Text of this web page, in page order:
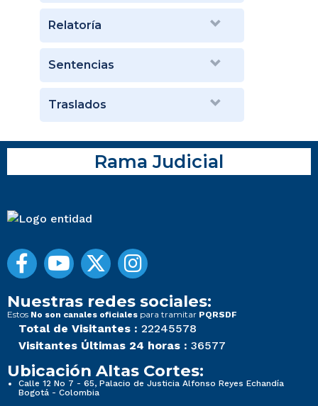
Relatoría
Sentencias
Traslados
Rama Judicial
Nuestras redes sociales:
Estos No son canales oficiales para tramitar PQRSDF
Total de Visitantes : 22245578
Visitantes Últimas 24 horas : 36577
Ubicación Altas Cortes:
Calle 12 No 7 - 65, Palacio de Justicia Alfonso Reyes Echandía
Bogotá - Colombia